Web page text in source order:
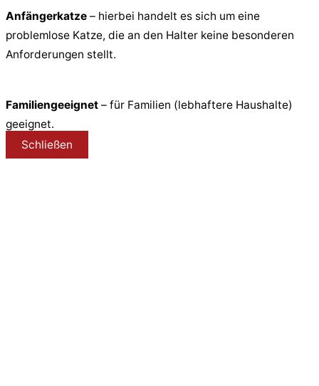
Anfängerkatze – hierbei handelt es sich um eine
problemlose Katze, die an den Halter keine besonderen
Anforderungen stellt.
Familiengeeignet – für Familien (lebhaftere Haushalte)
geeignet.
Schließen